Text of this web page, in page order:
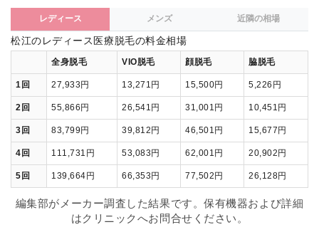
レディース メンズ 近隣の相場
松江のレディース医療脱毛の料金相場
全身脱毛 VIO脱毛 顔脱毛 脇脱毛
1回 27,933円 13,271円 15,500円 5,226円
2回 55,866円 26,541円 31,001円 10,451円
3回 83,799円 39,812円 46,501円 15,677円
4回 111,731円 53,083円 62,001円 20,902円
5回 139,664円 66,353円 77,502円 26,128円
編集部がメーカー調査した結果です。保有機器および詳細
はクリニックへお問合せください。